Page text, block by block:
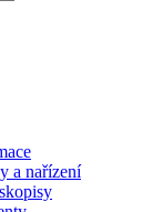
a nařízení